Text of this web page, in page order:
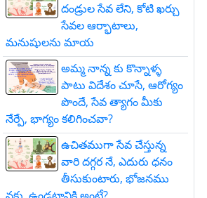
దండ్రుల సేవ లేని, కోటి ఖర్చు
సేవల ఆర్భాటాలు,
మనుషులను మాయ
అమ్మ నాన్న కు కొన్నాళ్ళ
పాటు విదేశం చూసే, ఆరోగ్యం
పొందే, సేవ త్యాగం మీకు
నేర్పే, భాగ్యం కలిగించవా?
ఉచితముగా సేవ చేస్తున్న
వారి దగ్గర నే, ఎదురు ధనం
తీసుకుంటారు, భోజనము